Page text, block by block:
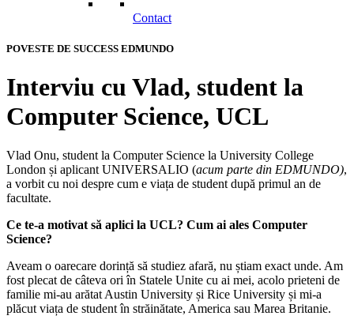
Contact
POVESTE DE SUCCESS EDMUNDO
Interviu cu Vlad, student la
Computer Science, UCL
Vlad Onu, student la Computer Science la University College
London și aplicant UNIVERSALIO (acum parte din EDMUNDO),
a vorbit cu noi despre cum e viața de student după primul an de
facultate.
Ce te-a motivat să aplici la UCL? Cum ai ales Computer
Science?
Aveam o oarecare dorință să studiez afară, nu știam exact unde. Am
fost plecat de câteva ori în Statele Unite cu ai mei, acolo prieteni de
familie mi-au arătat Austin University și Rice University și mi-a
plăcut viața de student în străinătate, America sau Marea Britanie.